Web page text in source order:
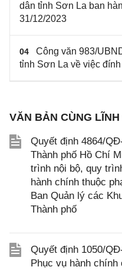
dân tỉnh Sơn La ban
31/12/2023
04
Công văn 983/
tỉnh Sơn La về việc
VĂN BẢN CÙNG
Quyết định 4864/
Thành phố Hồ Chí
trình nội bộ, quy
hành chính thuộc
Ban Quản lý các
Thành phố
Quyết định 1050/
Phục vụ hành